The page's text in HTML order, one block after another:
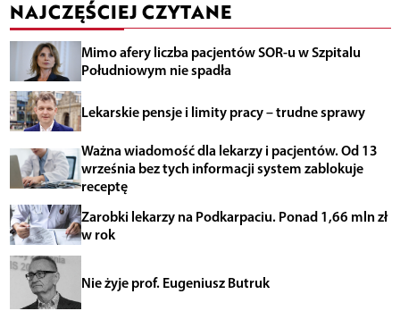
NAJCZĘŚCIEJ CZYTANE
Mimo afery liczba pacjentów SOR-u w Szpitalu
Południowym nie spadła
Lekarskie pensje i limity pracy – trudne sprawy
Ważna wiadomość dla lekarzy i pacjentów. Od 13
września bez tych informacji system zablokuje
receptę
Zarobki lekarzy na Podkarpaciu. Ponad 1,66 mln zł
w rok
Nie żyje prof. Eugeniusz Butruk